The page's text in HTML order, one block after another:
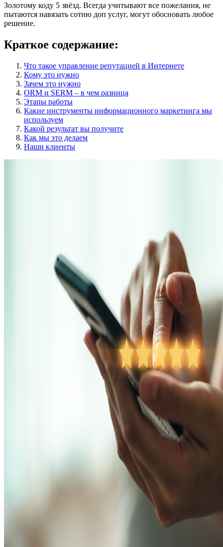
Золотому коду 5 звёзд. Всегда учитывают все пожелания, не
пытаются навязать сотню доп услуг, могут обосновать любое
решение.
Краткое содержание:
Что такое управление репутацией в Интернете
Кому это нужно
Зачем это нужно
ORM и SERM – в чем разница
Этапы работы
Какие инструменты информационного маркетинга мы
используем
Какой результат вы получите
Как мы это делаем
Наши клиенты